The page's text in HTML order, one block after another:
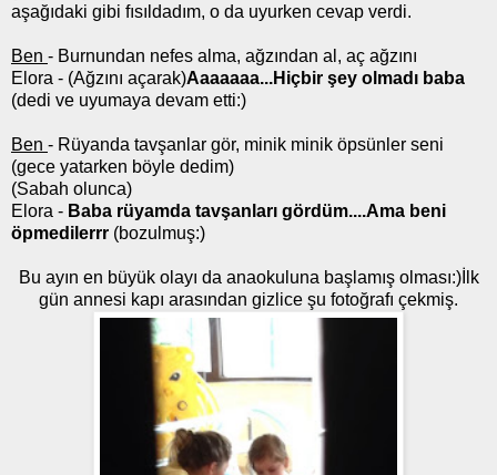
aşağıdaki gibi fısıldadım, o da uyurken cevap verdi.
Ben - Burnundan nefes alma, ağzından al, aç ağzını
Elora - (Ağzını açarak)Aaaaaaa...Hiçbir şey olmadı baba
(dedi ve uyumaya devam etti:)
Ben - Rüyanda tavşanlar gör, minik minik öpsünler seni
(gece yatarken böyle dedim)
(Sabah olunca)
Elora - Baba rüyamda tavşanları gördüm....Ama beni
öpmedilerrr (bozulmuş:)
Bu ayın en büyük olayı da anaokuluna başlamış olması:)İlk
gün annesi kapı arasından gizlice şu fotoğrafı çekmiş.